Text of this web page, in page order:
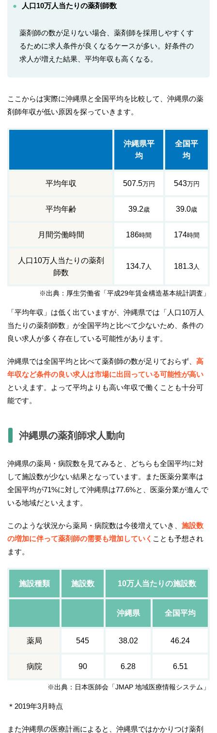
人口10万人当たりの薬剤師数
薬剤師の数が足りない場合、薬剤師を採用しやすくす
るために求人条件が良くなるケースが多い。好条件の
求人が増えた結果、平均年収も高くなる。
ここからは実際に沖縄県と全国平均を比較して、沖縄県の薬
剤師年収が低い原因を探っていきます。
沖縄県平
均
全国平
均
平均年収 507.5万円 543万円
平均年齢 39.2歳 39.0歳
月間労働時間 186時間 174時間
人口10万人当たりの薬剤
師数
134.7人 181.3人
※出典：厚生労働省「平成29年賃金構造基本統計調査」
「平均年収」は低く出ていますが、沖縄県では「人口10万人
当たりの薬剤師数」が全国平均と比べて少ないため、条件の
良い求人が多く存在している可能性があります。
沖縄県では全国平均と比べて薬剤師の数が足りておらず、 高
年収など条件の良い求人は市場に出回っている可能性が高い
といえます。よって平均よりも高い年収で働くことも十分可
能です。
沖縄県の薬剤師求人動向
沖縄県の薬局・病院数を見てみると、どちらも全国平均に対
して施設数が少ない結果となっています。また医薬分業率は
全国平均が71%に対して沖縄県は77.6%と、医薬分業が進んで
いる地域だといえます。
このような状況から薬局・病院数は今後増えていき、 施設数
の増加に伴って薬剤師の需要も増加していく ことも予想され
ます。
施設種類 施設数 10万人当たりの施設数
沖縄県 全国平均
薬局 545 38.02 46.24
病院 90 6.28 6.51
※出典：日本医師会「JMAP 地域医療情報システム」
＊2019年3月時点
また沖縄県の医療計画によると、沖縄県ではかかりつけ薬剤